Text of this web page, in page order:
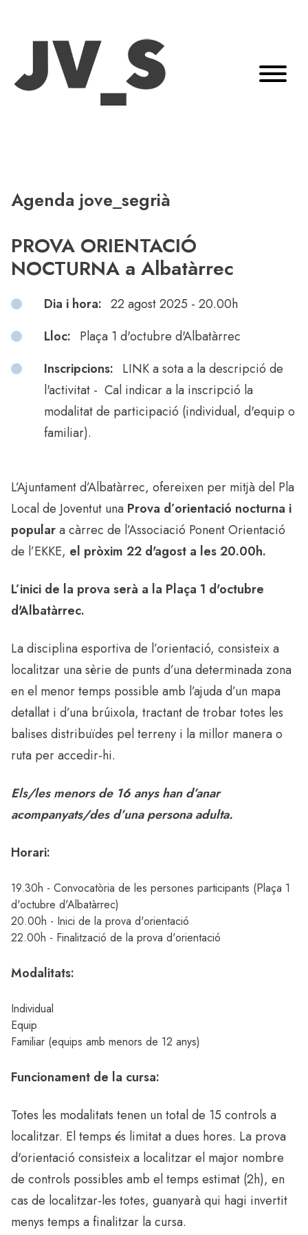
Agenda jove_segrià
PROVA ORIENTACIÓ
NOCTURNA a Albatàrrec
Dia i hora: 22 agost 2025 - 20.00h
Lloc: Plaça 1 d'octubre d'Albatàrrec
Inscripcions: LINK a sota a la descripció de
l'activitat - Cal indicar a la inscripció la
modalitat de participació (individual, d'equip o
familiar).
L’Ajuntament d’Albatàrrec, ofereixen per mitjà del Pla
Local de Joventut una Prova d’orientació nocturna i
populara càrrec de l’Associació Ponent Orientació
de l’EKKE, el pròxim 22 d'agost a les 20.00h.
L’inici de la prova serà a la Plaça 1 d'octubre
d'Albatàrrec.
La disciplina esportiva de l’orientació, consisteix a
localitzar una sèrie de punts d’una determinada zona
en el menor temps possible amb l’ajuda d’un mapa
detallat i d’una brúixola, tractant de trobar totes les
balises distribuïdes pel terreny i la millor manera o
ruta per accedir-hi.
Els/les menors de 16 anys han d’anar
acompanyats/des d’una persona adulta.
Horari:
19.30h - Convocatòria de les persones participants (Plaça 1
d'octubre d'Albatàrrec)
20.00h - Inici de la prova d'orientació
22.00h - Finalització de la prova d'orientació
Modalitats:
Individual
Equip
Familiar (equips amb menors de 12 anys)
Funcionament de la cursa:
Totes les modalitats tenen un total de 15 controls a
localitzar. El temps és limitat a dues hores. La prova
d'orientació consisteix a localitzar el major nombre
de controls possibles amb el temps estimat (2h), en
cas de localitzar-les totes, guanyarà qui hagi invertit
menys temps a finalitzar la cursa.